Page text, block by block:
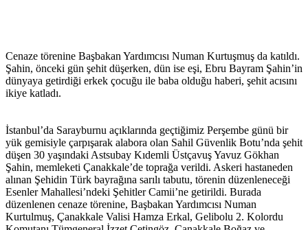
Cenaze törenine Başbakan Yardımcısı Numan Kurtuşmuş da katıldı.
Şahin, önceki gün şehit düşerken, dün ise eşi, Ebru Bayram Şahin’in
dünyaya getirdiği erkek çocuğu ile baba olduğu haberi, şehit acısını
ikiye katladı.
İstanbul’da Sarayburnu açıklarında geçtiğimiz Perşembe günü bir
yük gemisiyle çarpışarak alabora olan Sahil Güvenlik Botu’nda şehit
düşen 30 yaşındaki Astsubay Kıdemli Üstçavuş Yavuz Gökhan
Şahin, memleketi Çanakkale’de toprağa verildi. Askeri hastaneden
alınan Şehidin Türk bayrağına sarılı tabutu, törenin düzenleneceği
Esenler Mahallesi’ndeki Şehitler Camii’ne getirildi. Burada
düzenlenen cenaze törenine, Başbakan Yardımcısı Numan
Kurtulmuş, Çanakkale Valisi Hamza Erkal, Gelibolu 2. Kolordu